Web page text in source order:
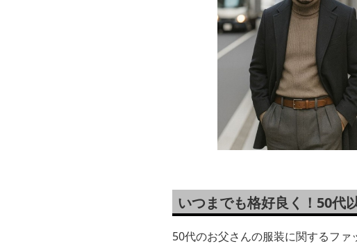
いつまでも格好良く！50代
50代のお父さんの服装に関するフ